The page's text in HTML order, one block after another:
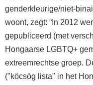
genderkleurige/niet-
woont, zegt: “In 2012
gepubliceerd (met
Hongaarse LGBTQ+
extreemrechtse groep.
("köcsög lista" in het